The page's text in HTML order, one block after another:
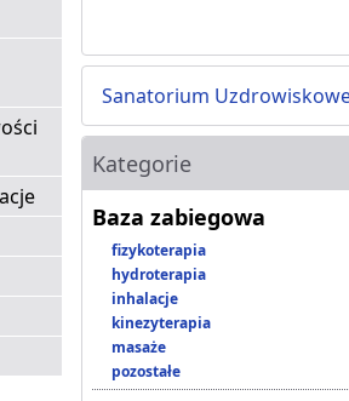
Sanatorium
Kategorie
Baza zabiegowa
fizykoterapia
hydroterapia
inhalacje
kinezyterapia
masaże
pozostałe